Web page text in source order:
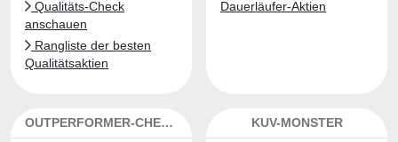
Qualitäts-Check
anschauen
Rangliste der besten
Qualitätsaktien
Dauerläufer-Aktien
OUTPERFORMER-CHECK KUV-MONSTER